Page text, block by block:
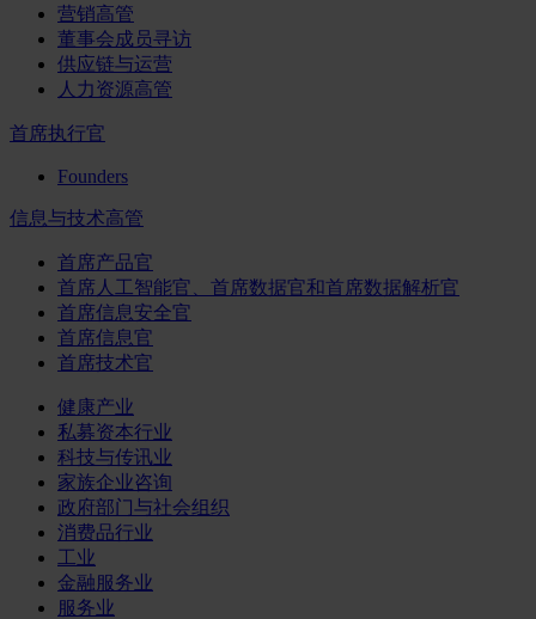
营销高管
董事会成员寻访
供应链与运营
人力资源高管
首席执行官
Founders
信息与技术高管
首席产品官
首席人工智能官、首席数据官和首席数据解析官
首席信息安全官
首席信息官
首席技术官
健康产业
私募资本行业
科技与传讯业
家族企业咨询
政府部门与社会组织
消费品行业
工业
金融服务业
服务业